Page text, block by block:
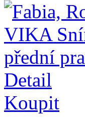
Detail
Koupit